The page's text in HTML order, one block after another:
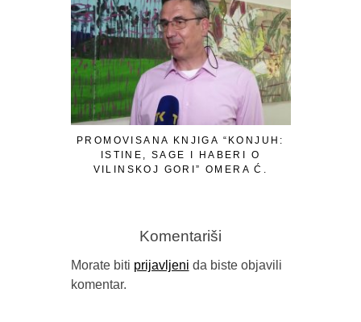
PROMOVISANA KNJIGA “KONJUH:
ISTINE, SAGE I HABERI O
VILINSKOJ GORI” OMERA Ć.
Komentariši
Morate biti prijavljeni da biste objavili
komentar.